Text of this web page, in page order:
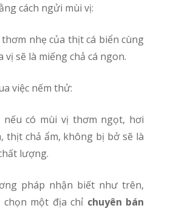
cách ngửi mùi vị:
vị sẽ là miếng chả cá ngon.
việc nếm thử:
thịt chả ẩm, không bị bở sẽ là
lượng.
một địa chỉ chuyên bán